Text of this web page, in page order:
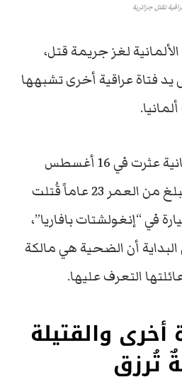
تقتل جزائرية
لغز جريمة قتل،
يد فتاة عراقية أخرى تشبهها
وكانت السلطات الألمانية عثرت في 16 أغسطس
2022، على جثة امرأة تبلغ من العمر 23 عاماً قُتلت
في “إنغولشتات بافاريا”،
أن الضحية هي مالكة
التعرف عليها.
أخرى والقتيلة
تُرزق